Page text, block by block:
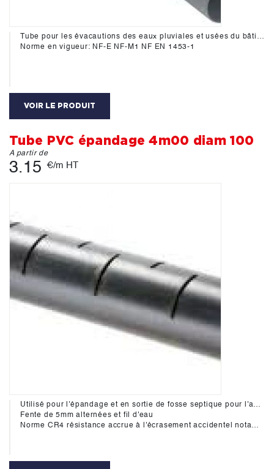
Tube pour les évacautions des eaux pluviales et usées du bâtiment.
Norme en vigueur: NF-E NF-M1 NF EN 1453-1
VOIR LE PRODUIT
Tube PVC épandage 4m00 diam 100
A partir de
3.15 €/m HT
Utilisé pour l'épandage et en sortie de fosse septique pour l'assainissement.
Fente de 5mm alternées et fil d'eau
Norme CR4 résistance accrue à l'écrasement accidentel notamment lors de la mise en oeuvre